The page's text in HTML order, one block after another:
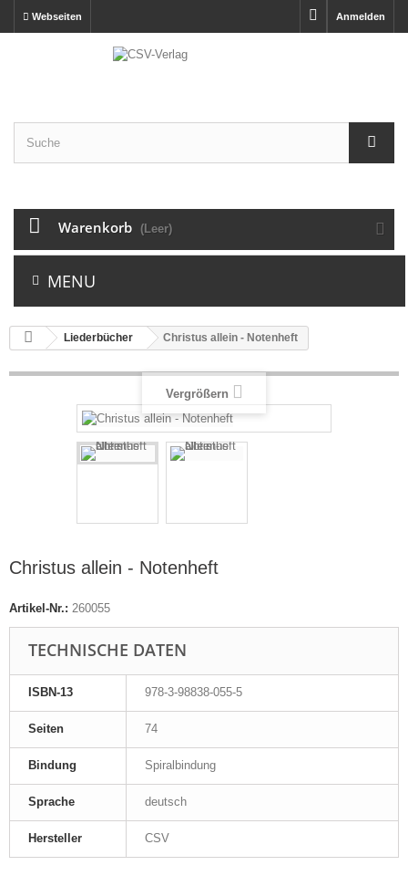
Anmelden
Webseiten
Warenkorb (Leer)
MENU
Liederbücher Christus allein - Notenheft
Vergrößern
Christus allein - Notenheft
Artikel-Nr.: 260055
TECHNISCHE DATEN
ISBN-13 978-3-98838-055-5
Seiten 74
Bindung Spiralbindung
Sprache deutsch
Hersteller CSV